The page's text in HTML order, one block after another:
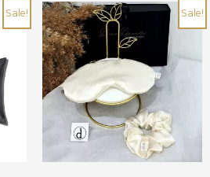
Sale!
RSD.
RSD.
Sale!
cena
bila:
5.199
cena
je:
4.499